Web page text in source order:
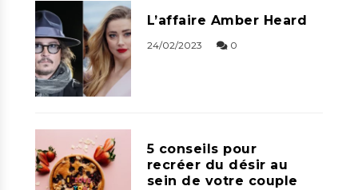
L’affaire Amber Heard
24/02/2023 0
5 conseils pour
recréer du désir au
sein de votre couple